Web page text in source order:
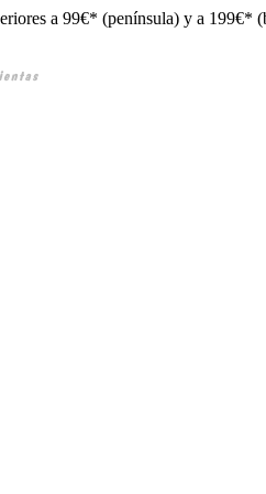
a 99€* (península) y a 199€*